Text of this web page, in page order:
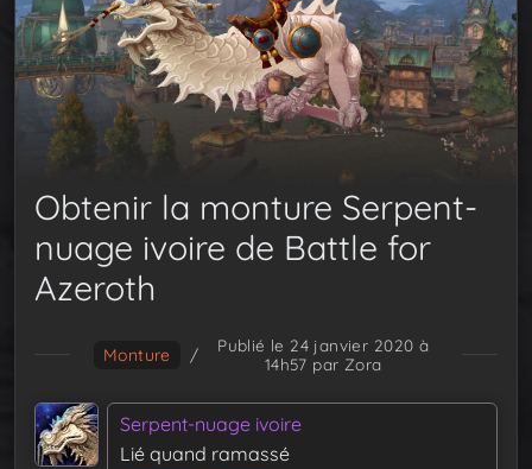
Obtenir la monture Serpent-
nuage ivoire de Battle for
Azeroth
Monture /
Publié le 24 janvier 2020 à
14h57 par Zora
Serpent-nuage ivoire
Lié quand ramassé